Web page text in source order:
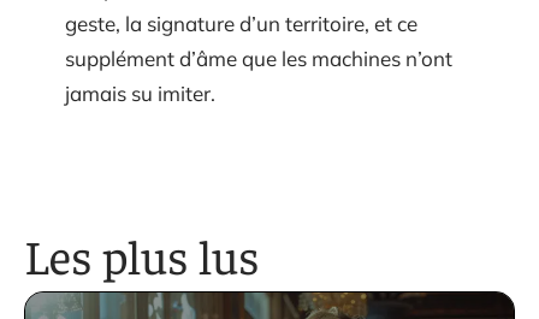
geste, la signature d’un territoire, et ce
supplément d’âme que les machines n’ont
jamais su imiter.
Les plus lus